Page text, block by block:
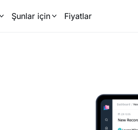
Şunlar için Fiyatlar